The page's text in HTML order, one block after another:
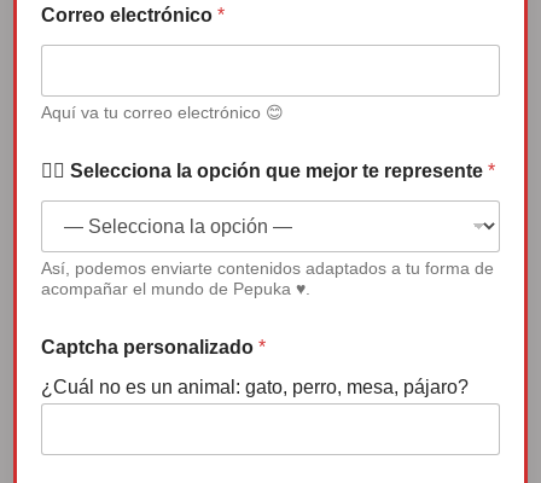
de género desde la
infancia.
Hablar sobre Pepuka y su cuento ”
Pepuka y el Monstruo que se llevó su
sonrisa” y sobre todo lo…
i
c
m
e
o
e
e
c
t
ó
i
Correo electrónico*
Aquí va tu correo electrónico 😊
✍🏻 Selecciona la opción que mejor te represente*
Así, podemos enviarte contenidos adaptados a tu forma de
acompañar el mundo de Pepuka ♥.
Captcha personalizado*
¿Cuál no es un animal: gato, perro, mesa, pájaro?